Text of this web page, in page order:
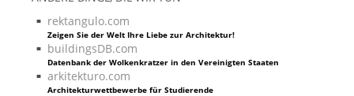
rektangulo.com
Zeigen Sie der Welt Ihre Liebe zur Architektur!
buildingsDB.com
Datenbank der Wolkenkratzer in den Vereinigten Staaten
arkitekturo.com
Architekturwettbewerbe für Studierende